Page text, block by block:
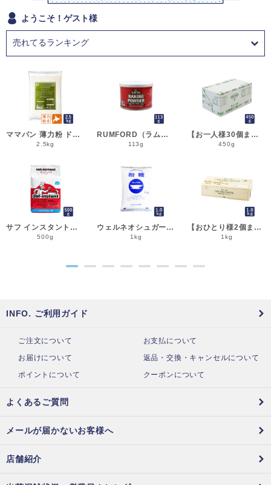
ようこそ！ゲスト様
ママパン 薄力粉 ドルチェ 2.5kg 菓子用小麦粉 北海道産 江別製粉 国産小麦粉_シフォンケーキ スポンジケーキ パウンドケーキ クッキー
2.5kg
サフ インスタント・ドライイースト赤 500g 乾燥酵母 低糖用 LESAFFRE ルサッフル__
500g
RUMFORD（ラムフォード） ベーキングパウダー 113g 膨脹剤 BP__
113g
ウェルネオシュガー 粉糖NZ-1S 1kg 粉砂糖__
1kg
【お一人様30個まで】よつ葉 無塩バター 450g 賞味期限2026年11月5日またはそれ以降 バター よつば 北海道 食塩不使用 __
450g
【おひとり様2個まで】よつ葉 北海道十勝クリームチーズ（B） 1kg チーズ よつば__
1kg
● ● ● ● ● ● ●
INFO. ご利用ガイド
ご注文について
お支払について
お届けについて
返品・交換・キャンセルについて
ポイントについて
クーポンについて
よくあるご質問
メールが届かないお客様へ
店舗紹介